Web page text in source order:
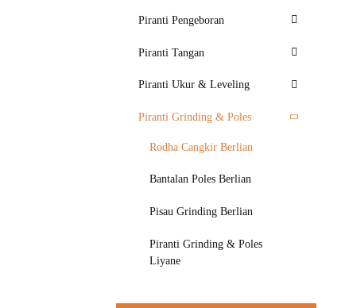
Piranti Pengeboran
Piranti Tangan
Piranti Ukur & Leveling
Piranti Grinding & Poles
Rodha Cangkir Berlian
Bantalan Poles Berlian
Pisau Grinding Berlian
Piranti Grinding & Poles
Liyane